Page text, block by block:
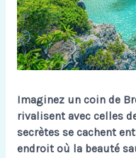
Imaginez un coin de
rivalisent avec celles
secrètes se cachent
endroit où la beauté